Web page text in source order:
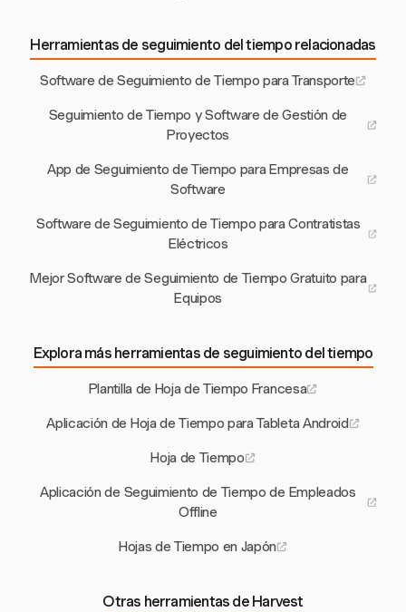
Herramientas de seguimiento del tiempo relacionadas
Software de Seguimiento de Tiempo para Transporte
Seguimiento de Tiempo y Software de Gestión de
Proyectos
App de Seguimiento de Tiempo para Empresas de
Software
Software de Seguimiento de Tiempo para Contratistas
Eléctricos
Mejor Software de Seguimiento de Tiempo Gratuito para
Equipos
Explora más herramientas de seguimiento del tiempo
Plantilla de Hoja de Tiempo Francesa
Aplicación de Hoja de Tiempo para Tableta Android
Hoja de Tiempo
Aplicación de Seguimiento de Tiempo de Empleados
Offline
Hojas de Tiempo en Japón
Otras herramientas de Harvest